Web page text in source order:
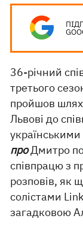
36-річний
третього
пройшов шлях
Львові до
проДмитро
співпрацю з
розповів, як
солістами
загадковою